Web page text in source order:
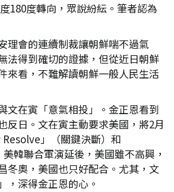
180度轉向，眾說紛紜。筆者認為
理會的連續制裁讓朝鮮喘不過氣
法得到確切的證據，但從近日朝鮮
來看，不難解讀朝鮮一般人民生活
文在寅「意氣相投」。金正恩看到
反日。文在寅主動要求美國，將2月
」（關鍵決斷）和
美韓聯合軍演延後，美國雖不高興，
冬奧，美國也只好配合。尤其，文
，深得金正恩的心。